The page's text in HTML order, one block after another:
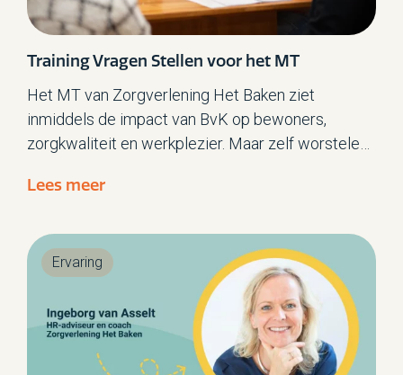
Training Vragen Stellen voor het MT
Het MT van Zorgverlening Het Baken ziet
inmiddels de impact van BvK op bewoners,
zorgkwaliteit en werkplezier. Maar zelf worstelen
elkaar. Daarom ontwikkelden onze
Lees meer
Ervaring